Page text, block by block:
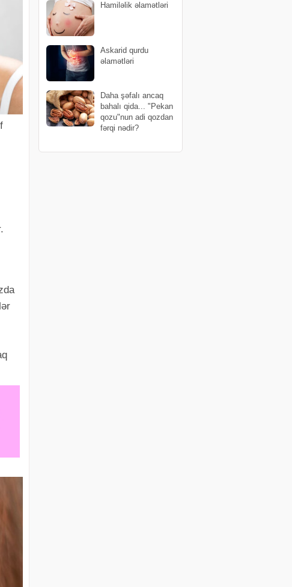
Hamiləlik əlamətləri
Askarid qurdu
əlamətləri
Daha şəfalı ancaq
bahalı qida... "Pekan
qozu"nun adi qozdan
fərqi nədir?